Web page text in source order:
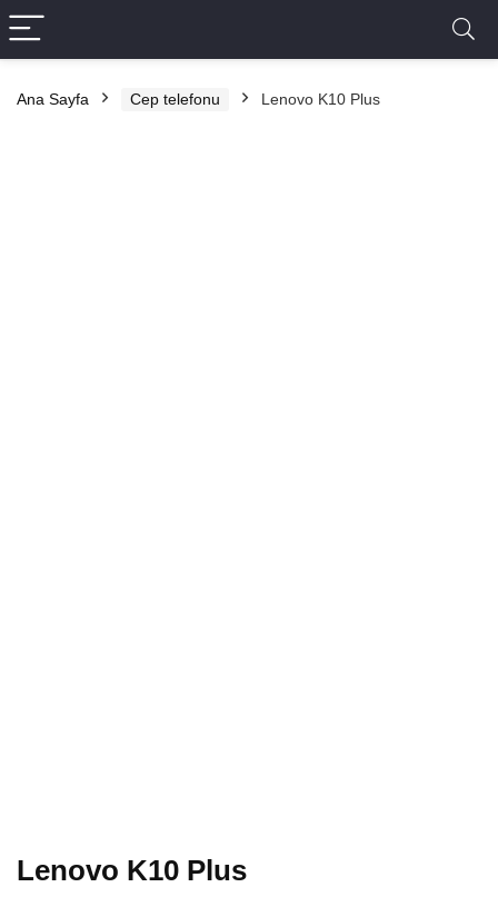
Ana Sayfa Cep telefonu Lenovo K10 Plus
Lenovo K10 Plus